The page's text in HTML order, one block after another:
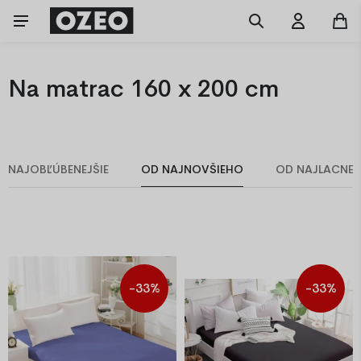
Na matrac 160 x 200 cm
NAJOBĽÚBENEJŠIE OD NAJNOVŠIEHO OD
-33% -33%